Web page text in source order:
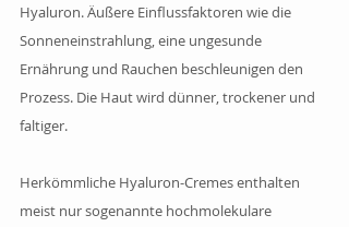
Hyaluron. Äußere Einflussfaktoren wie die
Sonneneinstrahlung, eine ungesunde
Ernährung und Rauchen beschleunigen den
Prozess. Die Haut wird dünner, trockener und
faltiger.
Herkömmliche Hyaluron-Cremes enthalten
meist nur sogenannte hochmolekulare